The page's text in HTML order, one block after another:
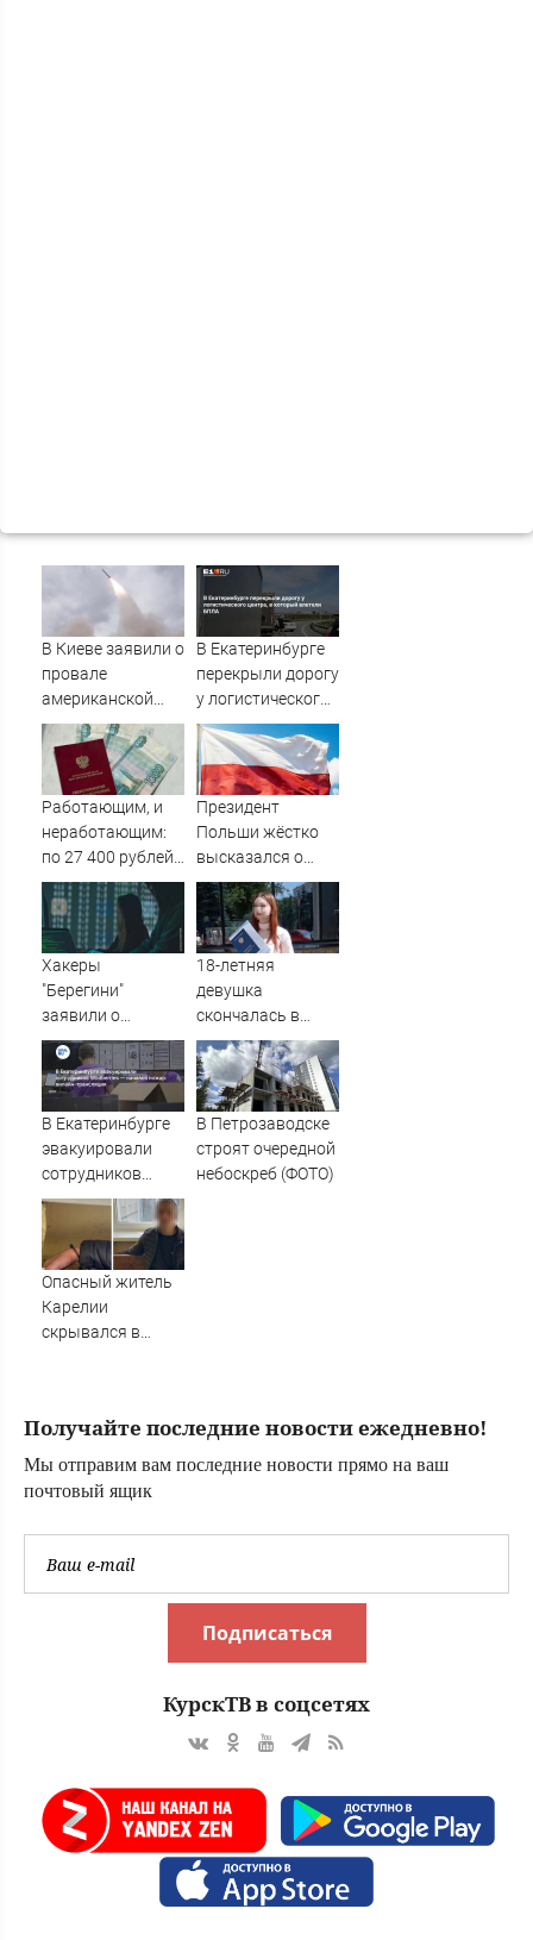
В Киеве заявили о
провале
американской
операции «Убей
лучника» против
России
В Екатеринбурге
перекрыли дорогу
у логистического
центра, в который
влетели БПЛА
Работающим, и
неработающим:
по 27 400 рублей
вручат
пенсионерам в
сентябре -
PrimaMedia.ru
Президент
Польши жёстко
высказался о
бандеровцах и их
идеологии
Хакеры
"Берегини"
заявили о
прямом участии
НАТО в ударах по
РФ - Новости на
Вести.ru
18-летняя
девушка
скончалась в
больнице Уфы
при
невыясненных
обстоятельствах
В Екатеринбурге
эвакуировали
сотрудников
Wildberries —
начался пожар:
онлайн-
трансляция
В Петрозаводске
строят очередной
небоскреб (ФОТО)
Опасный житель
Карелии
скрывался в
Получайте последние новости ежедневно!
Мы отправим вам последние новости прямо на ваш
почтовый ящик
Подписаться
КурскТВ в соцсетях